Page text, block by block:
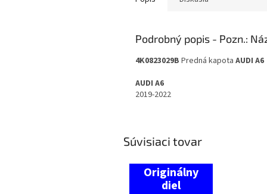
Podrobný popis
4K0823029B Predná kapota AUDI A6
AUDI A6
2019-2022
Súvisiaci tovar